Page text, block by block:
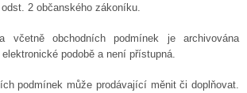
2 občanského zákoníku.
včetně obchodních podmínek je archivována
podobě a není přístupná.
podmínek může prodávající měnit či doplňovat.